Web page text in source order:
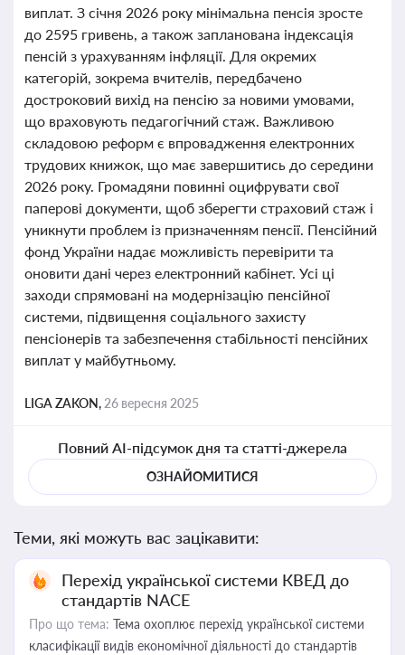
виплат. З січня 2026 року мінімальна пенсія зросте
до 2595 гривень, а також запланована індексація
пенсій з урахуванням інфляції. Для окремих
категорій, зокрема вчителів, передбачено
достроковий вихід на пенсію за новими умовами,
що враховують педагогічний стаж. Важливою
складовою реформ є впровадження електронних
трудових книжок, що має завершитись до середини
2026 року. Громадяни повинні оцифрувати свої
паперові документи, щоб зберегти страховий стаж і
уникнути проблем із призначенням пенсії. Пенсійний
фонд України надає можливість перевірити та
оновити дані через електронний кабінет. Усі ці
заходи спрямовані на модернізацію пенсійної
системи, підвищення соціального захисту
пенсіонерів та забезпечення стабільності пенсійних
виплат у майбутньому.
LIGA ZAKON, 26 вересня 2025
Повний AI-підсумок дня та статті-джерела
ОЗНАЙОМИТИСЯ
Теми, які можуть вас зацікавити:
Перехід української системи КВЕД до
стандартів NACE
Про що тема: Тема охоплює перехід української системи
класифікації видів економічної діяльності до стандартів